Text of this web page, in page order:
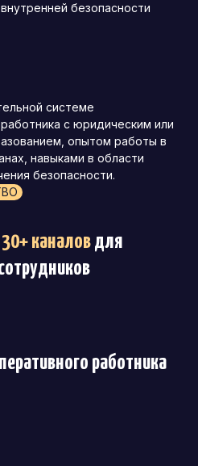
безопасности
системе
с юридическим или
опытом работы в
навыками в области
безопасности.
30+ каналовдля
работника